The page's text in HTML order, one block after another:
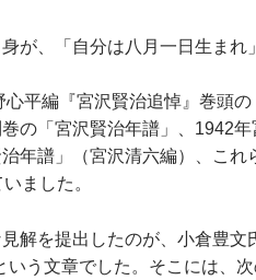
が、「自分は八月一日生まれ
平編『宮沢賢治追悼』巻頭
の「宮沢賢治年譜」、1942年
年譜」（宮沢清六編）、こ
ました。
解を提出したのが、小倉豊文
いう文章でした。そこには、